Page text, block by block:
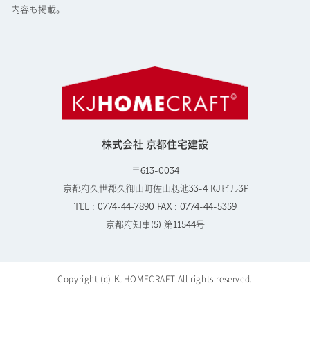
内容も掲載。
株式会社 京都住宅建設
〒613-0034
京都府久世郡久御山町佐山籾池33-4 KJビル3F
TEL : 0774-44-7890 FAX : 0774-44-5359
京都府知事(5) 第11544号
Copyright (c) KJHOMECRAFT All rights reserved.